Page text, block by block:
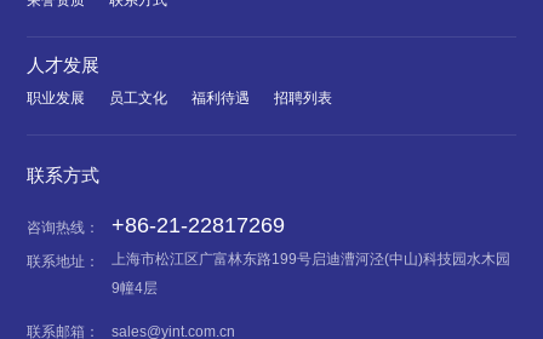
人才发展
职业发展 员工文化 福利待遇 招聘列表
联系方式
咨询热线： +86-21-22817269
联系地址：
上海市松江区广富林东路199号启迪漕河泾(中山)科技园水木园
9幢4层
联系邮箱： sales@yint.com.cn